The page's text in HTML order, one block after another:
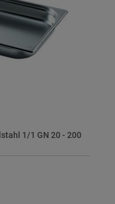
1/1 GN 20 - 200